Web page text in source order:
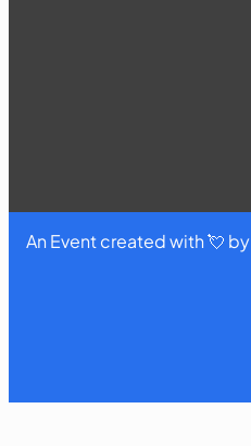
An Event created with 💘 by